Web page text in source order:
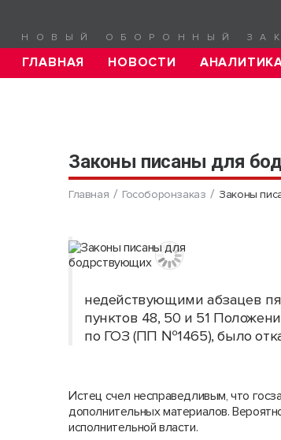
НОВЫЙ ОБОРОННЫЙ
ГЛАВНАЯ НОВОСТИ
Законы писаны для
Главная Гособоронзаказ Законы
недействующими абзацев
пунктов 48, 50 и 51
по ГОЗ (ПП №1465), было
Истец счел несправедливым, что
дополнительных материалов.
исполнительной власти.